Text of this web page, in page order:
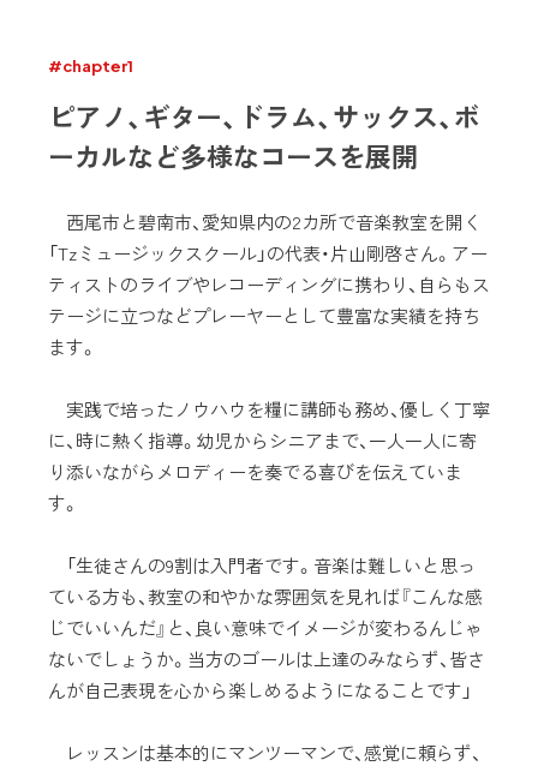
#chapter1
ピアノ、ギター、ドラム、サックス、ボ
ーカルなど多様なコースを展開
西尾市と碧南市、愛知県内の2カ所で音楽教室を開く
「Tzミュージックスクール」の代表・片山剛啓さん。アー
ティストのライブやレコーディングに携わり、自らもス
テージに立つなどプレーヤーとして豊富な実績を持ち
ます。
実践で培ったノウハウを糧に講師も務め、優しく丁寧
に、時に熱く指導。幼児からシニアまで、一人一人に寄
り添いながらメロディーを奏でる喜びを伝えていま
す。
「生徒さんの9割は入門者です。音楽は難しいと思っ
ている方も、教室の和やかな雰囲気を見れば『こんな感
じでいいんだ』と、良い意味でイメージが変わるんじゃ
ないでしょうか。当方のゴールは上達のみならず、皆さ
んが自己表現を心から楽しめるようになることです」
レッスンは基本的にマンツーマンで、感覚に頼らず、